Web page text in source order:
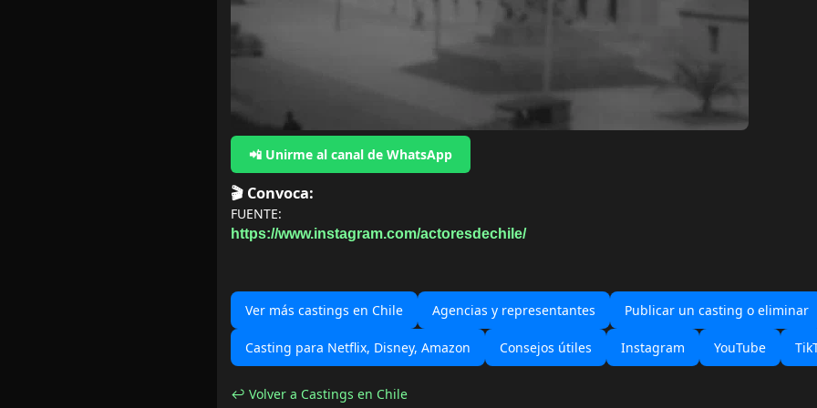
📲 Unirme al canal de WhatsApp
🎬 Convoca:
FUENTE:
https://www.instagram.com/actoresdechile/
Ver más castings en Chile Agencias y representantes Publicar un casting o eliminar
Casting para Netflix, Disney, Amazon Consejos útiles Instagram YouTube
↩ Volver a Castings en Chile